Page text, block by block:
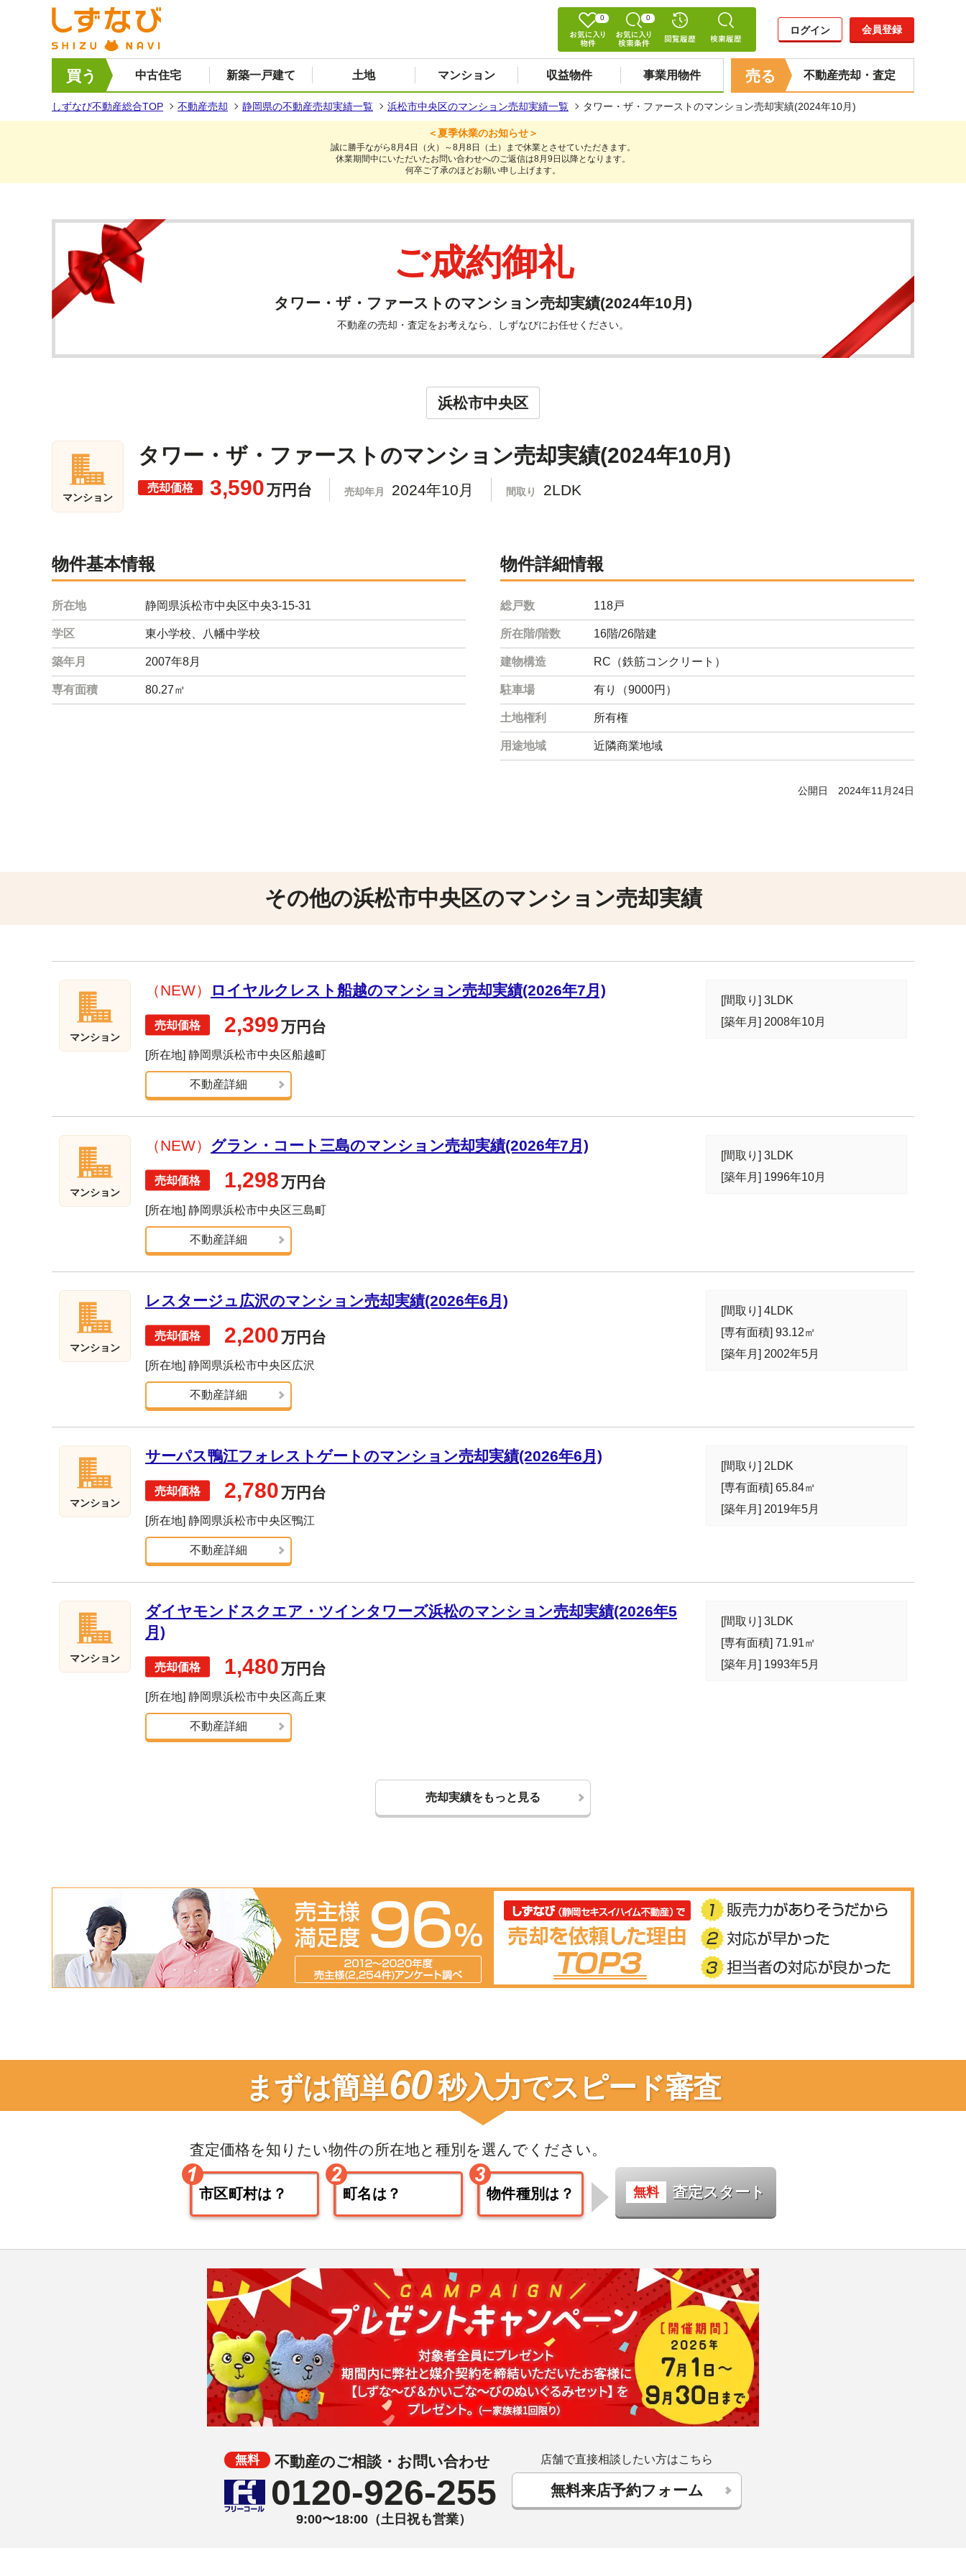
0 0
ログイン 会員登録
買う 中古住宅 新築一戸建て 土地 マンション 収益物件 事業用物件 売る 不動産売却・査定
しずなび不動産総合TOP 不動産売却 静岡県の不動産売却実績一覧 浜松市中央区のマンション売却実績一覧 タワー・ザ・ファーストのマンション売却実績(2024年10月)
＜夏季休業のお知らせ＞
誠に勝手ながら8月4日（火）～8月8日（土）まで休業とさせていただきます。
休業期間中にいただいたお問い合わせへのご返信は8月9日以降となります。
何卒ご了承のほどお願い申し上げます。
ご成約御礼
タワー・ザ・ファーストのマンション売却実績(2024年10月)
不動産の売却・査定をお考えなら、しずなびにお任せください。
浜松市中央区
マンション
タワー・ザ・ファーストのマンション売却実績(2024年10月)
売却価格 3,590万円台 売却年月 2024年10月 間取り 2LDK
物件基本情報
所在地 静岡県浜松市中央区中央3-15-31
学区 東小学校、八幡中学校
築年月 2007年8月
専有面積 80.27㎡
物件詳細情報
総戸数 118戸
所在階/階数 16階/26階建
建物構造 RC（鉄筋コンクリート）
駐車場 有り（9000円）
土地権利 所有権
用途地域 近隣商業地域
公開日 2024年11月24日
その他の浜松市中央区のマンション売却実績
マンション
（NEW） ロイヤルクレスト船越のマンション売却実績(2026年7月)
2,399万円台
[所在地] 静岡県浜松市中央区船越町
不動産詳細
[間取り] 3LDK
[築年月] 2008年10月
マンション
（NEW） グラン・コート三島のマンション売却実績(2026年7月)
1,298万円台
[所在地] 静岡県浜松市中央区三島町
不動産詳細
[間取り] 3LDK
[築年月] 1996年10月
マンション
レスタージュ広沢のマンション売却実績(2026年6月)
2,200万円台
[所在地] 静岡県浜松市中央区広沢
不動産詳細
[間取り] 4LDK
[専有面積] 93.12㎡
[築年月] 2002年5月
マンション
サーパス鴨江フォレストゲートのマンション売却実績(2026年6月)
2,780万円台
[所在地] 静岡県浜松市中央区鴨江
不動産詳細
[間取り] 2LDK
[専有面積] 65.84㎡
[築年月] 2019年5月
マンション
ダイヤモンドスクエア・ツインタワーズ浜松のマンション売却実績(2026年5
月)
1,480万円台
[所在地] 静岡県浜松市中央区高丘東
不動産詳細
[間取り] 3LDK
[専有面積] 71.91㎡
[築年月] 1993年5月
売却実績をもっと見る
まずは簡単60秒入力でスピード審査
査定価格を知りたい物件の所在地と種別を選んでください。
査定スタート
不動産のご相談・お問い合わせ
0120-926-255
9:00〜18:00（土日祝も営業）
店舗で直接相談したい方はこちら
無料来店予約フォーム